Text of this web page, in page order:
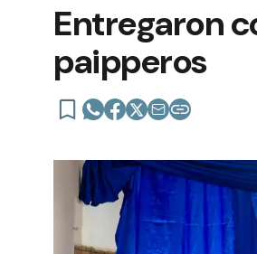
Entregaron
paipperos